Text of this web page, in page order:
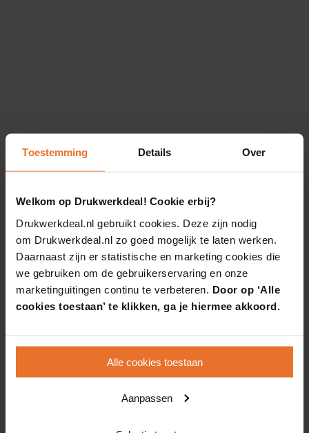
Toestemming Details Over
Welkom op Drukwerkdeal! Cookie erbij?
Drukwerkdeal.nl gebruikt cookies. Deze zijn nodig
om Drukwerkdeal.nl zo goed mogelijk te laten werken.
Daarnaast zijn er statistische en marketing cookies die
we gebruiken om de gebruikerservaring en onze
marketinguitingen continu te verbeteren. Door op ‘Alle
cookies toestaan’ te klikken, ga je hiermee akkoord.
Alle cookies toestaan
Aanpassen